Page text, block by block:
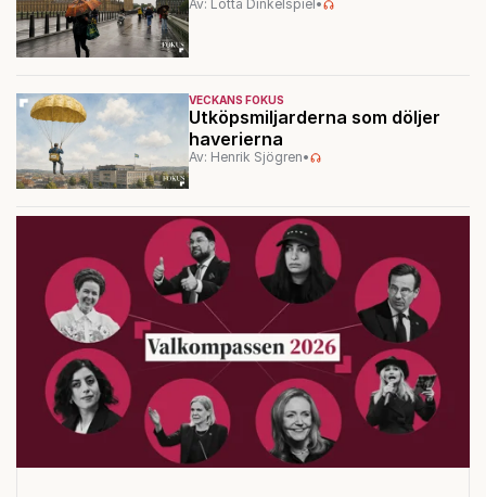
Av: Lotta Dinkelspiel•
VECKANS FOKUS
Utköpsmiljarderna som döljer
haverierna
Av: Henrik Sjögren•